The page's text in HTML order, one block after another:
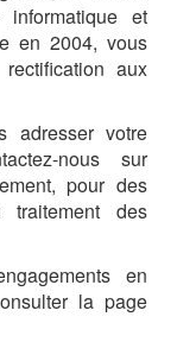
et
en 2004, vous
aux
adresser votre
nous sur
pour des
traitement des
en
la page